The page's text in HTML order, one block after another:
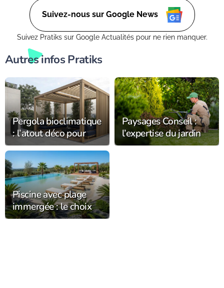
ce soit dans un petit coin de balcon ou dans un vaste espace
verdoyant. Suivez-nous sur Google News
Suivez Pratiks sur Google Actualités pour ne rien manquer.
Autres infos Pratiks
Pergola bioclimatique
: l’atout déco pour
sublimer la
décoration du jardin
Paysages Conseil :
l’expertise du jardin
s’installe
Piscine avec plage
immergée : le choix
tendance chez